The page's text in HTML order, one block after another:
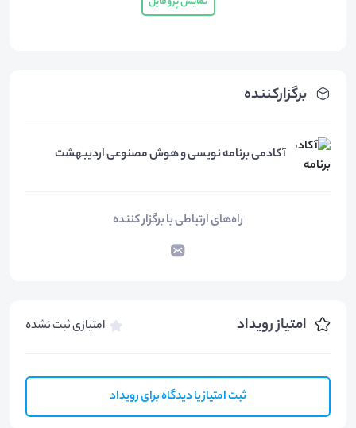
برگزارکننده
آکادمی برنامه نویسی و هوش مصنوعی اردیبهشت
راه‌های ارتباطی با برگزار کننده
امتیاز رویداد امتیازی ثبت نشده
ثبت امتیاز یا دیدگاه برای رویداد